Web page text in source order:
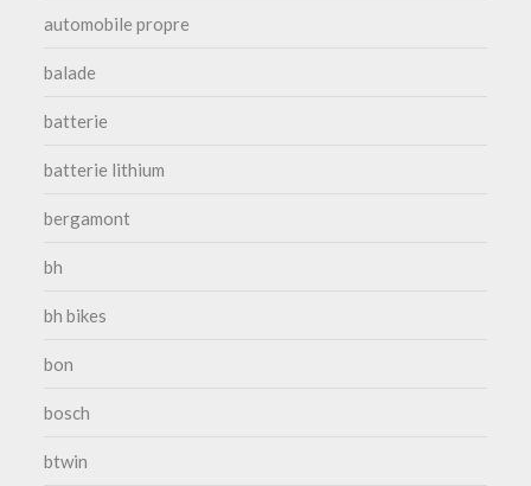
automobile propre
balade
batterie
batterie lithium
bergamont
bh
bh bikes
bon
bosch
btwin